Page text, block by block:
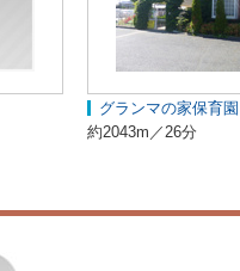
グランマの家保育園
約2043m／26分